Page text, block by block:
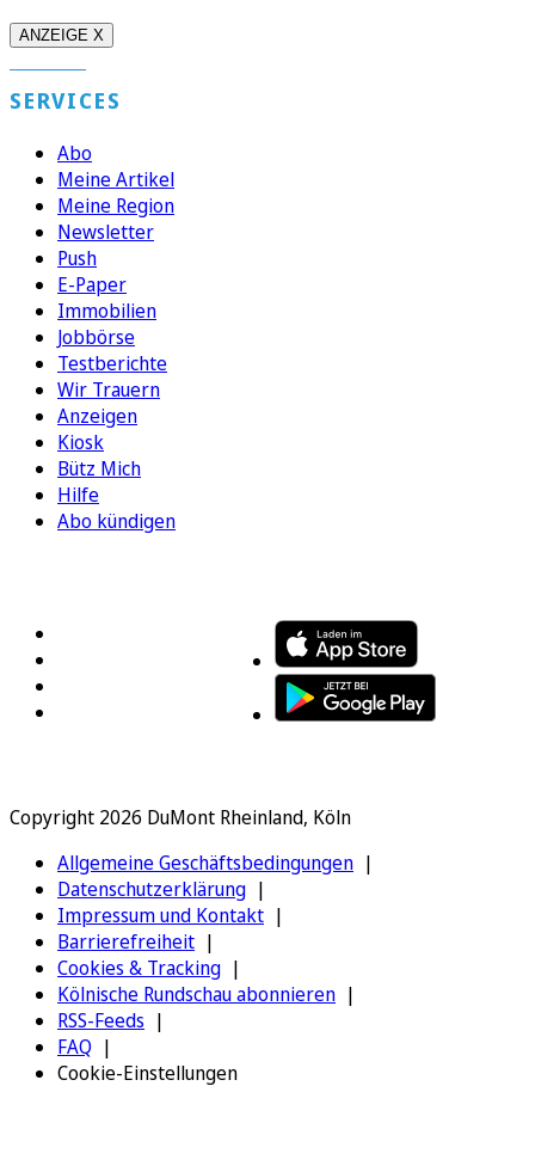
ANZEIGE X
SERVICES
Abo
Meine Artikel
Meine Region
Newsletter
Push
E-Paper
Immobilien
Jobbörse
Testberichte
Wir Trauern
Anzeigen
Kiosk
Bütz Mich
Hilfe
Abo kündigen
Copyright 2026 DuMont Rheinland, Köln
Allgemeine Geschäftsbedingungen
Datenschutzerklärung
Impressum und Kontakt
Barrierefreiheit
Cookies & Tracking
Kölnische Rundschau abonnieren
RSS-Feeds
FAQ
Cookie-Einstellungen